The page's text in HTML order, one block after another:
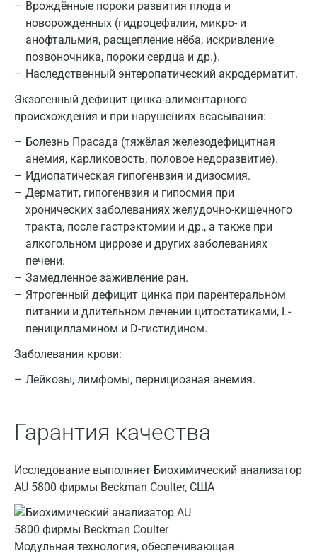
Врождённые пороки развития плода и
новорожденных (гидроцефалия, микро- и
анофтальмия, расщепление нёба, искривление
позвоночника, пороки сердца и др.).
Наследственный энтеропатический акродерматит.
Экзогенный дефицит цинка алиментарного
происхождения и при нарушениях всасывания:
Болезнь Прасада (тяжёлая железодефицитная
анемия, карликовость, половое недоразвитие).
Идиопатическая гипогенвзия и дизосмия.
Дерматит, гипогенвзия и гипосмия при
хронических заболеваниях желудочно-кишечного
тракта, после гастрэктомии и др., а также при
алкогольном циррозе и других заболеваниях
печени.
Замедленное заживление ран.
Ятрогенный дефицит цинка при парентеральном
питании и длительном лечении цитостатиками, L-
пеницилламином и D-гистидином.
Заболевания крови:
Лейкозы, лимфомы, пернициозная анемия.
Гарантия качества
Исследование выполняет Биохимический анализатор
AU 5800 фирмы Beckman Coulter, США
Модульная технология, обеспечивающая
Москва
Санкт-Петербург
Казань
Апрелевка
Армавир
Астрахань
Балашиха
Барнаул
Брянск
Великий Новгород
Владимир
Волжский
Вологда
Воронеж